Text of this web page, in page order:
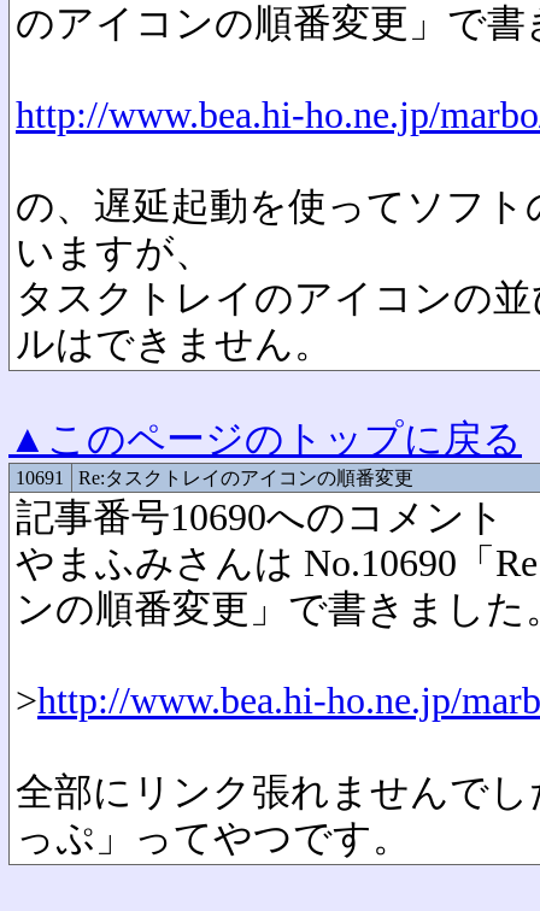
のアイコンの順番変更」で書
http://www.bea.hi-ho.ne.jp/
の、遅延起動を使ってソフ
いますが、
タスクトレイのアイコンの
ルはできません。
▲このページのトップに戻る
10691 Re:タスクトレイのアイコンの順番変更
記事番号10690へのコメント
やまふみさんは No.10690「
ンの順番変更」で書きました
>http://www.bea.hi-ho.ne.jp/
全部にリンク張れませんで
っぷ」ってやつです。